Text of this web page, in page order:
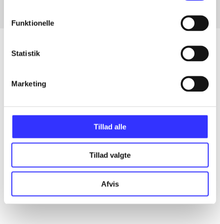
Funktionelle
Statistik
Marketing
Tillad alle
Tillad valgte
Afvis
Alle registrerede artikler fordelt på udgivelser
...